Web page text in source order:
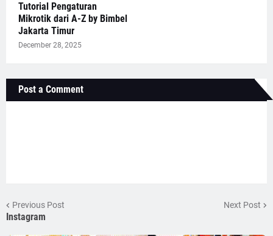
Tutorial Pengaturan
Mikrotik dari A-Z by Bimbel
Jakarta Timur
December 28, 2025
Post a Comment
Previous Post Next Post
Instagram